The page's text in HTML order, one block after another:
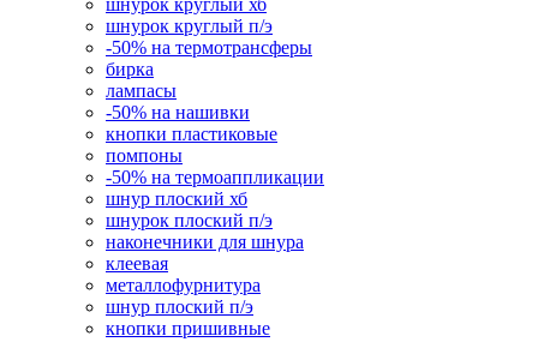
шнурок круглый хб
шнурок круглый п/э
-50% на термотрансферы
бирка
лампасы
-50% на нашивки
кнопки пластиковые
помпоны
-50% на термоаппликации
шнур плоский хб
шнурок плоский п/э
наконечники для шнура
клеевая
металлофурнитура
шнур плоский п/э
кнопки пришивные